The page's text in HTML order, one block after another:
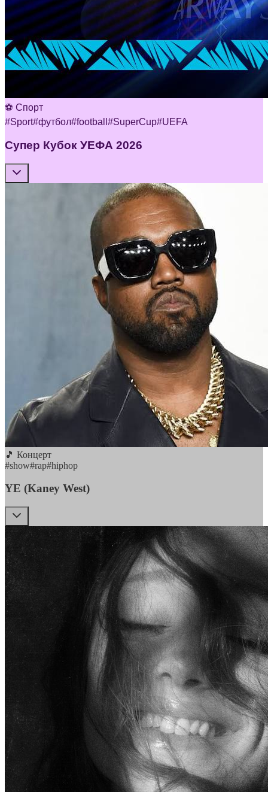
⚽ Спорт
#Sport#футбол#football #SuperCup#UEFA
Супер Кубок УЕФА 2026
🎵 Концерт
#show#rap#hiphop
YE (Kaney West)